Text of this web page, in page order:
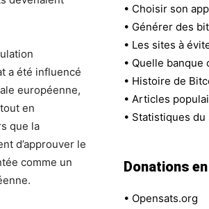
a été influencé
européenne,
en
que la
d’approuver le
comme un
• Choisir son
• Générer des
• Les sites à
• Quelle banque
• Histoire de
• Articles
• Statistiques du
Donations
• Opensats.org